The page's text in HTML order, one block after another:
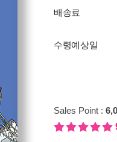
배송료
수령예상일
Sales Point :